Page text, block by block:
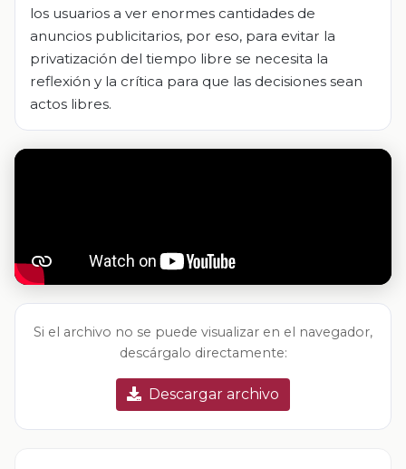
los usuarios a ver enormes cantidades de
anuncios publicitarios, por eso, para evitar la
privatización del tiempo libre se necesita la
reflexión y la crítica para que las decisiones sean
actos libres.
Si el archivo no se puede visualizar en el navegador,
descárgalo directamente:
Descargar archivo